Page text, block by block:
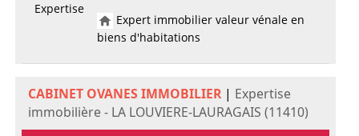
Expertise
Expert immobilier valeur vénale en
biens d'habitations
CABINET OVANES IMMOBILIER| Expertise
immobilière - LA LOUVIERE-LAURAGAIS (11410)